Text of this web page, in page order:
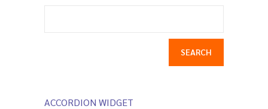
ACCORDION WIDGET